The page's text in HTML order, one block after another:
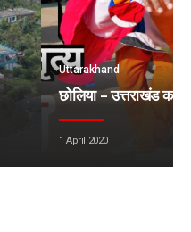
Uttarakhand
छोलिया – उत्तराखंड का
1 April 2020